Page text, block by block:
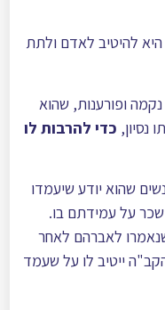
להיטיב לאדם ולתת
ופורענות, שהוא
נסיון, כדי להרבות לו
שהוא יודע שיעמדו
שכר על עמידתם בו.
לאברהם לאחר
ייטיב לו על שעמד